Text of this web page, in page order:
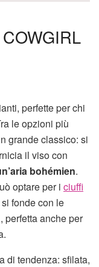
perfette per chi
le opzioni più
grande classico: si
il viso con
bohémien.
optare per i ciuffi
fonde con le
perfetta anche per
di tendenza: sfilata,